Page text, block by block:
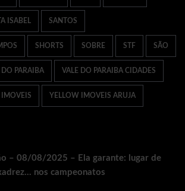
ISABEL SANTOS
SHORTS SOBRE STF SÃO
DO PARAIBA VALE DO PARAIBA CIDADES
IMOVEIS YELLOW IMOVEIS ARUJA
– 08/08/2025 – Ela garante: lugar de
nos campeonatos